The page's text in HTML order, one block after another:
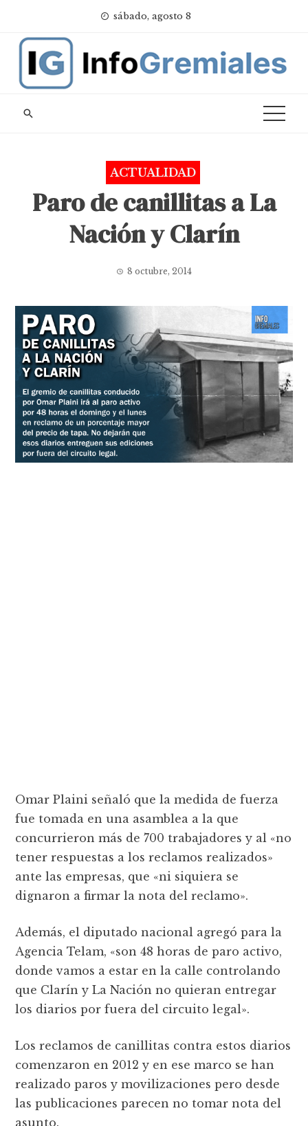
content
sábado, agosto 8
ACTUALIDAD
Paro de canillitas a La
Nación y Clarín
8 octubre, 2014
Omar Plaini señaló que la medida de fuerza
fue tomada en una asamblea a la que
concurrieron más de 700 trabajadores y al «no
tener respuestas a los reclamos realizados»
ante las empresas, que «ni siquiera se
dignaron a firmar la nota del reclamo».
Además, el diputado nacional agregó para la
Agencia Telam, «son 48 horas de paro activo,
donde vamos a estar en la calle controlando
que Clarín y La Nación no quieran entregar
los diarios por fuera del circuito legal».
Los reclamos de canillitas contra estos diarios
comenzaron en 2012 y en ese marco se han
realizado paros y movilizaciones pero desde
las publicaciones parecen no tomar nota del
asunto.